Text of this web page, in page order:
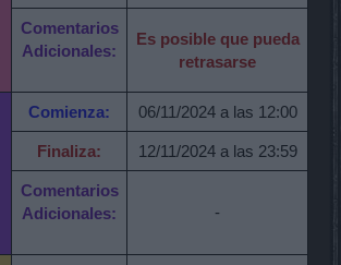
Comentarios
Adicionales:
Es posible que pueda
retrasarse
Comienza: 06/11/2024 a las 12:00
Finaliza: 12/11/2024 a las 23:59
Comentarios
Adicionales:
-